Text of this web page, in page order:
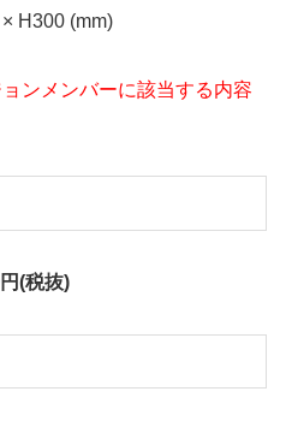
H300 (mm)
ンメンバーに該当する内容
(税抜)